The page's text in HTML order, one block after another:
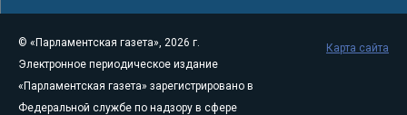
© «Парламентская газета», 2026 г.
Электронное периодическое издание
«Парламентская газета» зарегистрировано в
Федеральной службе по надзору в сфере
Карта сайта